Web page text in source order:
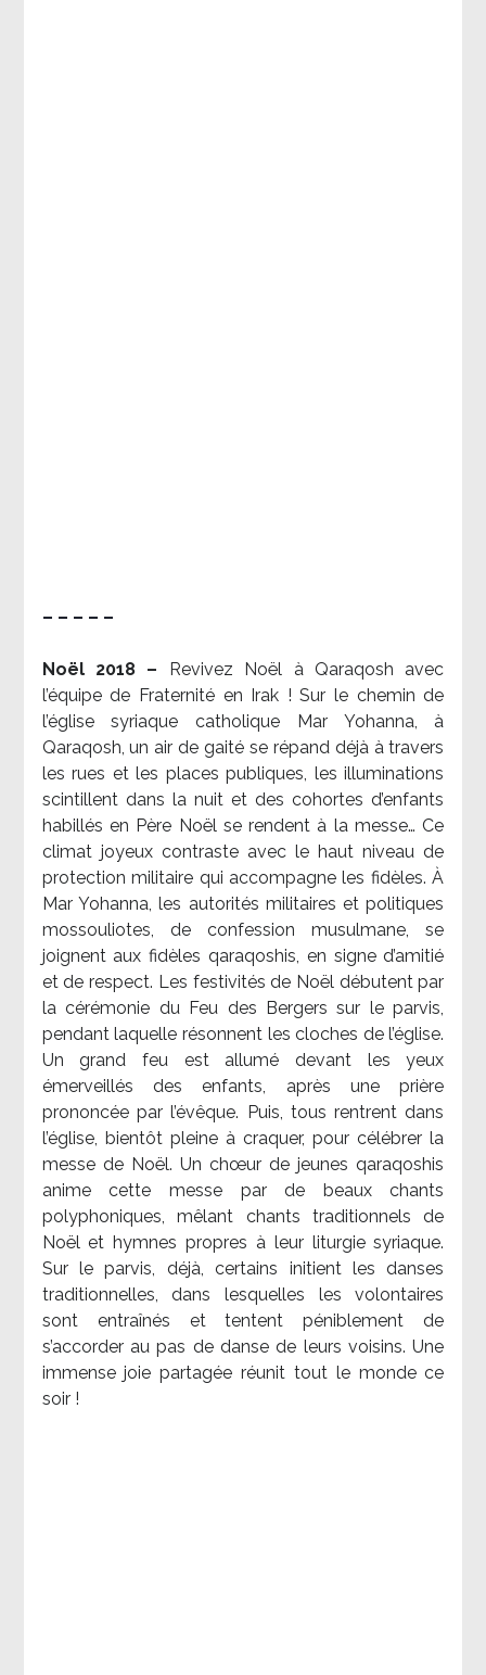
– – – – –
Noël 2018 –
Revivez Noël à Qaraqosh avec
l’équipe de Fraternité en Irak ! Sur le chemin de
l’église syriaque catholique Mar Yohanna, à
Qaraqosh, un air de gaité se répand déjà à travers
les rues et les places publiques, les illuminations
scintillent dans la nuit et des cohortes d’enfants
habillés en Père Noël se rendent à la messe… Ce
climat joyeux contraste avec le haut niveau de
protection militaire qui accompagne les fidèles. À
Mar Yohanna, les autorités militaires et politiques
mossouliotes, de confession musulmane, se
joignent aux fidèles qaraqoshis, en signe d’amitié
et de respect. Les festivités de Noël débutent par
la cérémonie du Feu des Bergers sur le parvis,
pendant laquelle résonnent les cloches de l’église.
Un grand feu est allumé devant les yeux
émerveillés des enfants, après une prière
prononcée par l’évêque. Puis, tous rentrent dans
l’église, bientôt pleine à craquer, pour célébrer la
messe de Noël. Un chœur de jeunes qaraqoshis
anime cette messe par de beaux chants
polyphoniques, mêlant chants traditionnels de
Noël et hymnes propres à leur liturgie syriaque.
Sur le parvis, déjà, certains initient les danses
traditionnelles, dans lesquelles les volontaires
sont entraînés et tentent péniblement de
s’accorder au pas de danse de leurs voisins. Une
immense joie partagée réunit tout le monde ce
soir !